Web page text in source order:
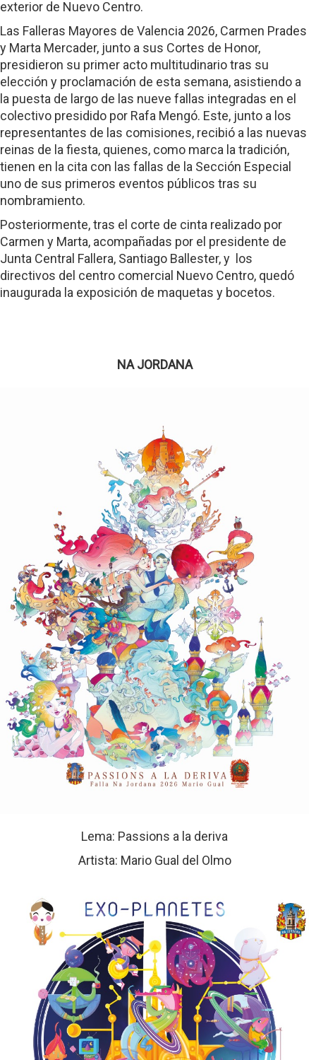
exterior de Nuevo Centro.
Las Falleras Mayores de Valencia 2026, Carmen Prades
y Marta Mercader, junto a sus Cortes de Honor,
presidieron su primer acto multitudinario tras su
elección y proclamación de esta semana, asistiendo a
la puesta de largo de las nueve fallas integradas en el
colectivo presidido por Rafa Mengó. Este, junto a los
representantes de las comisiones, recibió a las nuevas
reinas de la fiesta, quienes, como marca la tradición,
tienen en la cita con las fallas de la Sección Especial
uno de sus primeros eventos públicos tras su
nombramiento.
Posteriormente, tras el corte de cinta realizado por
Carmen y Marta, acompañadas por el presidente de
Junta Central Fallera, Santiago Ballester, y los
directivos del centro comercial Nuevo Centro, quedó
inaugurada la exposición de maquetas y bocetos.
NA JORDANA
Lema: Passions a la deriva
Artista: Mario Gual del Olmo